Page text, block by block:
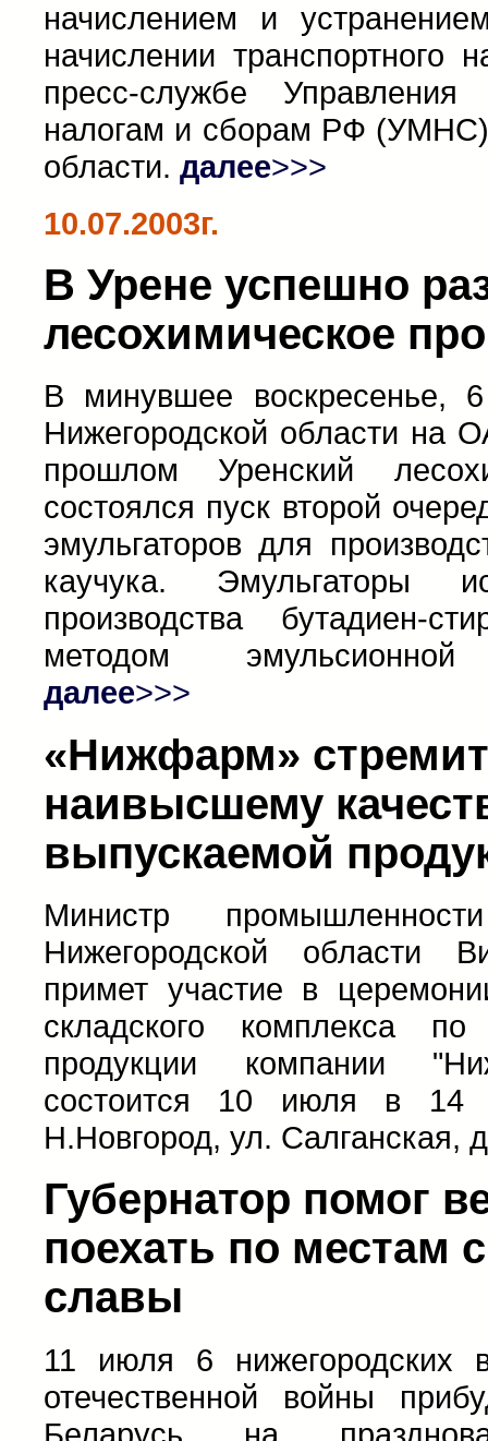
начислением и
начислении транспортного
пресс-службе
налогам и сборам РФ (УМНС)
области. далее>>>
10.07.2003г.
В Урене успешно
лесохимическое
В минувшее воскресенье,
Нижегородской области на
прошлом Уренский
состоялся пуск второй
эмульгаторов для
каучука. Эмульгаторы
производства бутадиен-
методом эмульсионной
далее>>>
«Нижфарм»
наивысшему
выпускаемой
Министр
Нижегородской области
примет участие в
складского комплекса по
продукции компании
состоится 10 июля в 14
Н.Новгород, ул. Салганская,
Губернатор помог
поехать по местам
славы
11 июля 6 нижегородских
отечественной войны
Беларусь на